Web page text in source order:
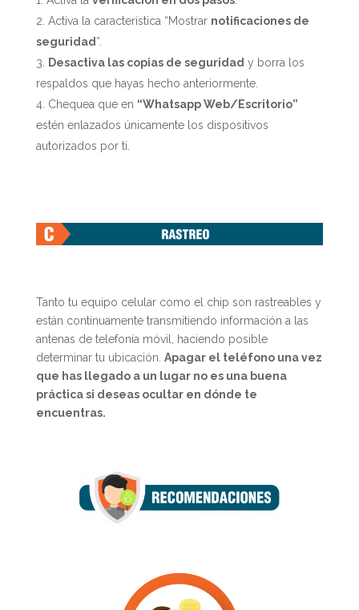
Activa la característica “Mostrar notificaciones de
seguridad ”.
Desactiva las copias de seguridad y borra los
respaldos que hayas hecho anteriormente.
Chequea que en “Whatsapp Web/Escritorio”
estén enlazados únicamente los dispositivos
autorizados por ti.
Tanto tu equipo celular como el chip son rastreables y
están continuamente transmitiendo información a las
antenas de telefonía móvil, haciendo posible
determinar tu ubicación. Apagar el teléfono una vez
que has llegado a un lugar no es una buena
práctica si deseas ocultar en dónde te
encuentras.